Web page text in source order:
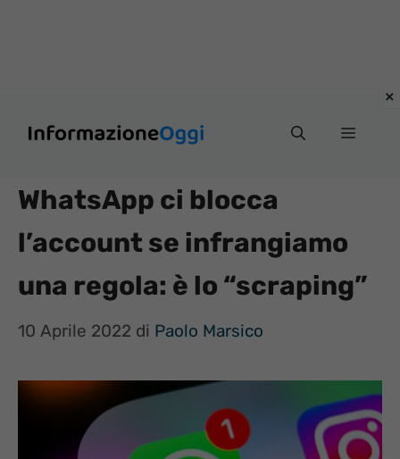
Menu
WhatsApp ci blocca
l’account se infrangiamo
una regola: è lo “scraping”
10 Aprile 2022 di Paolo Marsico